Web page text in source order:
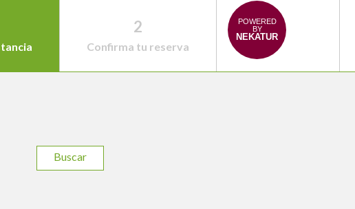
2
Confirma tu reserva
POWERED
BY
NEKATUR
Buscar